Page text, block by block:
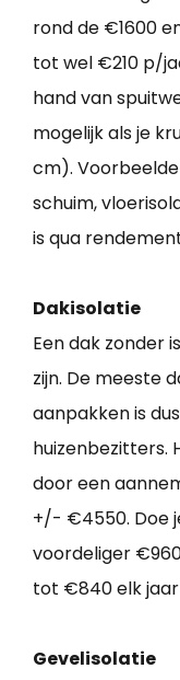
rond de €1600
tot wel €210 p/
hand van
mogelijk als je
cm).
schuim,
is qua
Dakisolatie
Een dak zonder
zijn. De meeste
aanpakken is
huizenbezitters.
door een
+/- €4550. Doe
voordeliger
tot €840 elk jaar
Gevelisolatie